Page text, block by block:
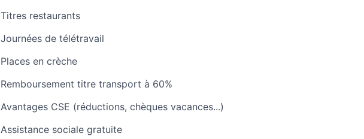
Titres restaurants
Journées de télétravail
Places en crèche
Remboursement titre transport à 60%
Avantages CSE (réductions, chèques vacances...)
Assistance sociale gratuite